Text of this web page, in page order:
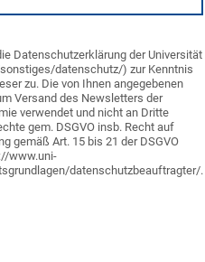
Datenschutzerklärung der Universität
datenschutz/) zur Kenntnis
zu. Die von Ihnen angegebenen
Versand des Newsletters der
verwendet und nicht an Dritte
gem. DSGVO insb. Recht auf
gemäß Art. 15 bis 21 der DSGVO
www.uni-
datenschutzbeauftragter/.